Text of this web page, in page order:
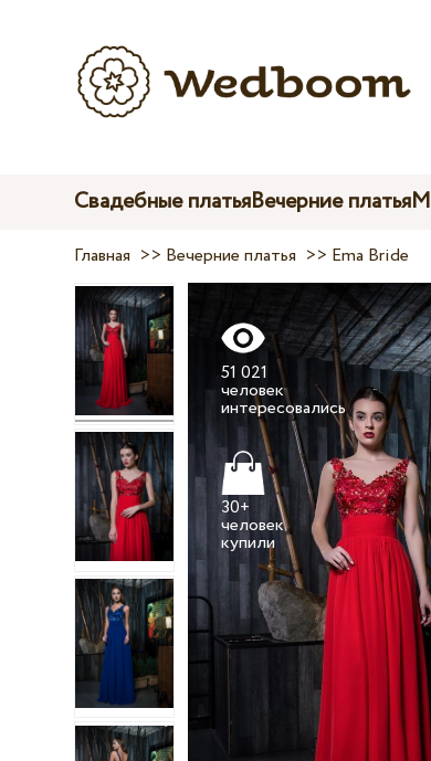
Свадебные платьяВечерние платья
Главная >> Вечерние платья >> Ema Bride
51 021
человек
30+
человек